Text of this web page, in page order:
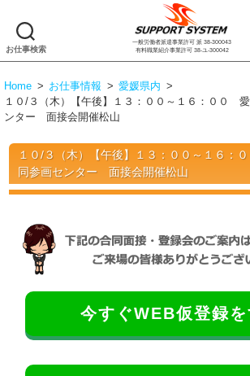
お仕事検索
株
式
社
ー
ト
シ
ム
一般労働者派遣事業許可 派 38-300043
有料職業紹介事業許可 38-ユ-300042
Home > お仕事情報 > 愛媛県内 >
１０/３（木）【午後】１３：００～１６：００
ンター 面接会開催松山
１０/３（木）【午後】１３：００～１６：
同参画センター 面接会開催松山
今すぐWEB仮登録を